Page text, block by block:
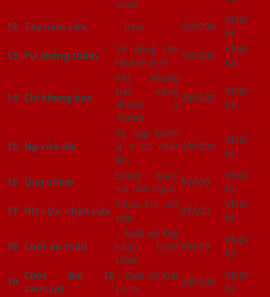
mẫu)
12 Tay nắm cửa – Inox 150.000
VNĐ/
bộ
13 PU chống thấm
Sử dụng cho
nhà vệ sinh
150.000
VNĐ/
bộ
14 Chỉ khung bao
Chỉ khung
bao rộng
40mm x
10mm
200.000
VNĐ/
bộ
15 Nẹp cửa đôi
02 nẹp bánh
ú + 02 chốt
âm
300.000
VNĐ/
bộ
16 Ống nhòm
Dùng quan
sát bên ngoài 90.000
VNĐ/
bộ
17 Hít cửa, chặn cửa Chặn khi mở
cửa
90.000
VNĐ/
bộ
18 Chốt an toàn
– Xuất xứ Đài
Loan (xem
mẫu)
90.000
VNĐ/
bộ
19 Chốt âm (2
cái/cặp)
– Xuất xứ Đài
Loan
200.000
VNĐ/
bộ